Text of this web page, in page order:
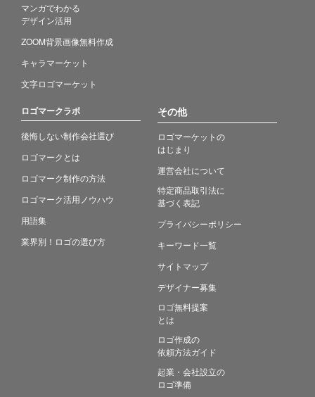
マンガでわかる
デザイン活用
ZOOM背景画像無料作成
キャラマーケット
文字ロゴマーケット
ロゴマークラボ
後悔しない制作会社選び
ロゴマークとは
ロゴマーク制作の方法
ロゴマーク活用ノウハウ
用語集
業界別！ロゴの選び方
その他
ロゴマーケットの
はじまり
運営会社について
特定商品取引法に
基づく表記
プライバシーポリシー
キーワード一覧
サイトマップ
デザイナー募集
ロゴ無料提案
とは
ロゴ作成の
依頼方法ガイド
起業・会社設立の
ロゴ準備